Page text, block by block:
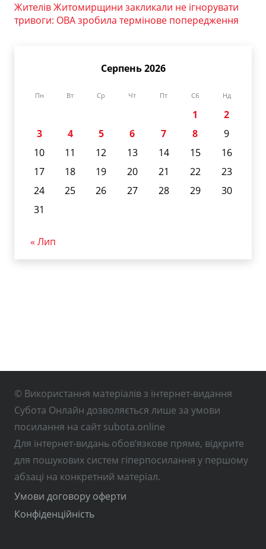
Жителів Житомирщини закликали не ігнорувати
тривоги: ОВА зробила термінове попередження
Серпень 2026
Пн Вт Ср Чт Пт Сб Нд
1
2
3
4 5 6 7 8
9
10
11 12 13 14 15
16
17
18 19 20 21 22
23
24
25 26 27 28 29
30
31
« Лип
© Використання матеріалів з інтернет-видання
Субота Онлайн дозволяється лише за умови
посилання на сайт subota.online
Для інтернет-видань обов’язкове пряме, відкрите
для пошукових систем гіперпосилання у першому
абзаці на конкретний матеріал.
Умови договору оферти
Конфіденційність